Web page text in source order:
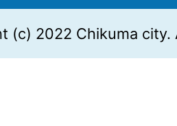
(c) 2022 Chikuma city.